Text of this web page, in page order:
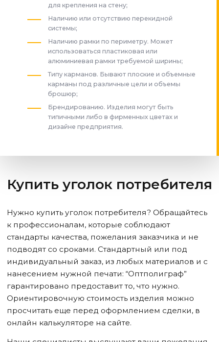
для крепления на стену;
Наличию или отсутствию перекидной
системы;
Наличию рамки по периметру. Может
использоваться пластиковая или
алюминиевая рамки требуемой ширины;
Типу карманов. Бывают плоские и объемные
карманы под различные цели и объемы
брошюр;
Брендированию. Изделия могут быть
типичными либо в фирменных цветах и
дизайне предприятия.
Купить уголок потребителя
Нужно купить уголок потребителя? Обращайтесь
к профессионалам, которые соблюдают
стандарты качества, пожелания заказчика и не
подводят со сроками. Стандартный или под
индивидуальный заказ, из любых материалов и с
нанесением нужной печати: “Оптполиграф”
гарантировано предоставит то, что нужно.
Ориентировочную стоимость изделия можно
просчитать еще перед оформлением сделки, в
онлайн калькуляторе на сайте.